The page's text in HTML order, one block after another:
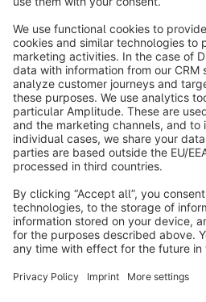
Terms & Conditions
Cookie
Copyright © shopware AG -
Notice: * All prices are quoted net of